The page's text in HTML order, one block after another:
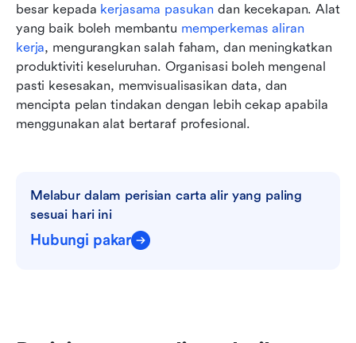
besar kepada kerjasama pasukan dan kecekapan. Alat
yang baik boleh membantu memperkemas aliran
kerja, mengurangkan salah faham, dan meningkatkan
produktiviti keseluruhan. Organisasi boleh mengenal
pasti kesesakan, memvisualisasikan data, dan
mencipta pelan tindakan dengan lebih cekap apabila
menggunakan alat bertaraf profesional.
Melabur dalam perisian carta alir yang paling
sesuai hari ini
Hubungi pakar